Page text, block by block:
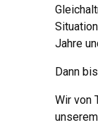
Jahre
Dann
Wir von